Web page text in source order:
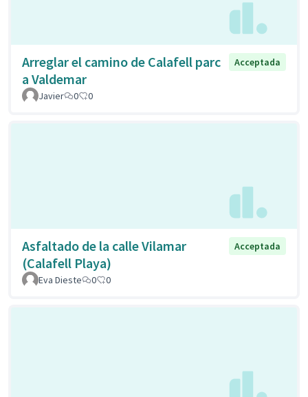
Arreglar el camino de Calafell parc
a Valdemar
Acceptada
Javier 0 0
Asfaltado de la calle Vilamar
(Calafell Playa)
Acceptada
Eva Dieste 0 0